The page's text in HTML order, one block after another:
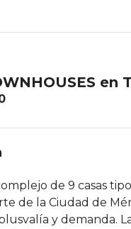
en
de 9 casas
de la Ciudad de
y demanda.